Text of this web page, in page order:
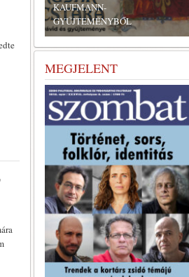
KAUFMANN-
GYŰJTEMÉNYBŐL
MEGJELENT